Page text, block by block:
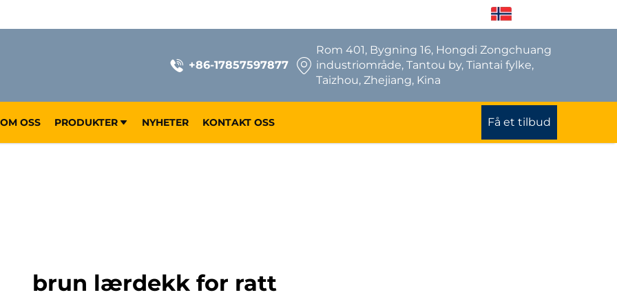
+86-17857597877
Rom 401, Bygning 16, Hongdi Zongchuang
industriområde, Tantou by, Tiantai fylke,
Taizhou, Zhejiang, Kina
OM OSS PRODUKTER NYHETER KONTAKT OSS Få et tilbud
brun lærdekk for ratt